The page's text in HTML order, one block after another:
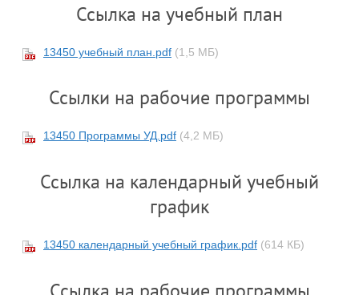
Ссылка на учебный план
13450 учебный план.pdf (1,5 МБ)
Ссылки на рабочие программы
13450 Программы УД.pdf (4,2 МБ)
Ссылка на календарный учебный
график
13450 календарный учебный график.pdf (614 КБ)